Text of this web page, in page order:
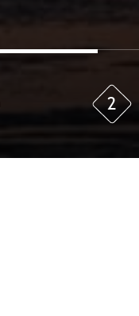
2